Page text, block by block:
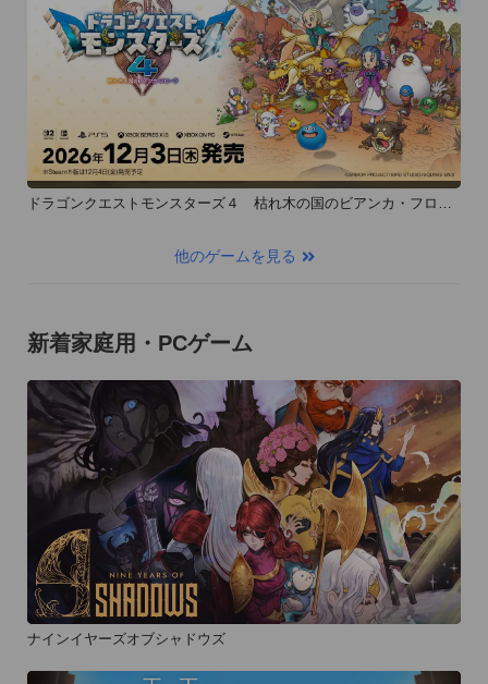
ドラゴンクエストモンスターズ４ 枯れ木の国のビアンカ・フロー
他のゲームを見る
新着家庭用・PCゲーム
ナインイヤーズオブシャドウズ